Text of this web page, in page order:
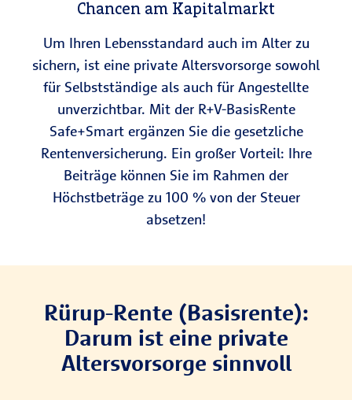
Chancen am Kapitalmarkt
Um Ihren Lebensstandard auch im Alter zu
sichern, ist eine private Altersvorsorge sowohl
für Selbstständige als auch für Angestellte
unverzichtbar. Mit der R+V-BasisRente
Safe+Smart ergänzen Sie die gesetzliche
Rentenversicherung. Ein großer Vorteil: Ihre
Beiträge können Sie im Rahmen der
Höchstbeträge zu 100 % von der Steuer
absetzen!
Rürup-Rente (Basisrente):
Darum ist eine private
Altersvorsorge sinnvoll